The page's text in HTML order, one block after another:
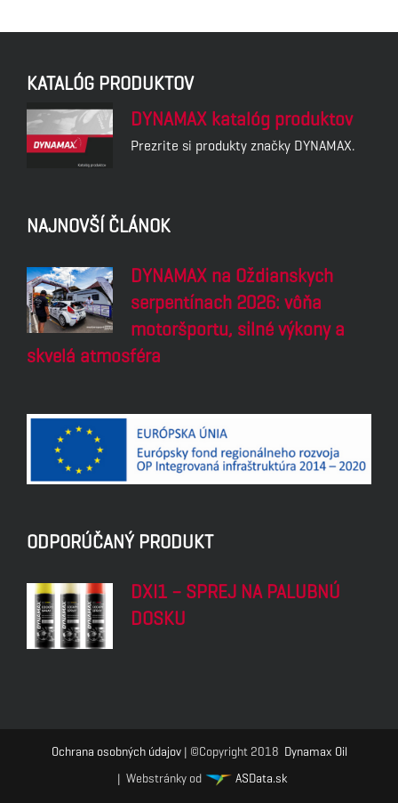
KATALÓG PRODUKTOV
DYNAMAX katalóg produktov
Prezrite si produkty značky DYNAMAX.
NAJNOVŠÍ ČLÁNOK
DYNAMAX na Oždianskych
serpentínach 2026: vôňa
motoršportu, silné výkony a
skvelá atmosféra
ODPORÚČANÝ PRODUKT
DXI1 – SPREJ NA PALUBNÚ
DOSKU
Ochrana osobných údajov| ©Copyright 2018 Dynamax Oil
| Webstránky od
ASData.sk